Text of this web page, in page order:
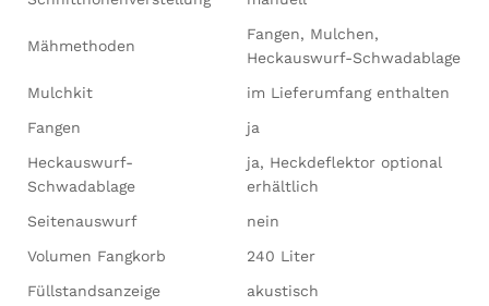
Mähmethoden
Fangen, Mulchen,
Heckauswurf-Schwadablage
Mulchkit
im Lieferumfang enthalten
Fangen
ja
Heckauswurf-
Schwadablage
ja, Heckdeflektor optional
erhältlich
Seitenauswurf
nein
Volumen Fangkorb
240 Liter
Füllstandsanzeige
akustisch